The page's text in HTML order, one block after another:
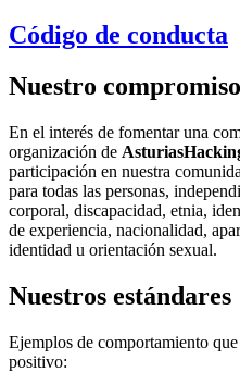
Código de conducta
Nuestro compromiso
En el interés de fomentar una
organización de
participación en nuestra
para todas las personas,
corporal, discapacidad, etnia,
de experiencia, nacionalidad,
identidad u orientación sexual.
Nuestros estándares
Ejemplos de comportamiento
positivo: